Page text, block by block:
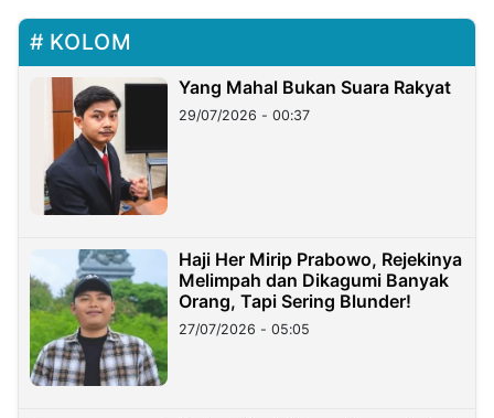
KOLOM
Yang Mahal Bukan Suara Rakyat
29/07/2026 - 00:37
Haji Her Mirip Prabowo, Rejekinya
Melimpah dan Dikagumi Banyak
Orang, Tapi Sering Blunder!
27/07/2026 - 05:05